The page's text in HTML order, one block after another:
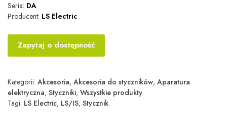
Seria: DA
Producent: LS Electric
Zapytaj o dostępność
Kategorii: Akcesoria, Akcesoria do styczników, Aparatura
elektryczna, Styczniki, Wszystkie produkty
Tagi: LS Electric, LS/IS, Stycznik